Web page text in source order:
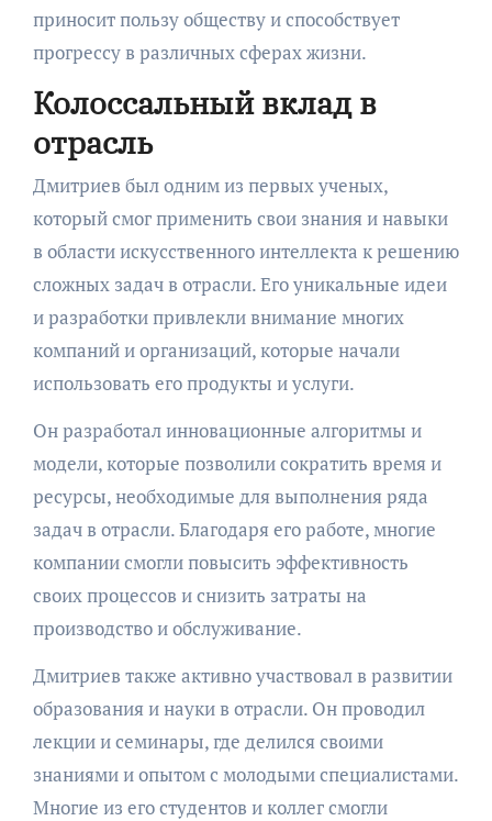
приносит пользу обществу и способствует
прогрессу в различных сферах жизни.
Колоссальный вклад в
отрасль
Дмитриев был одним из первых ученых,
который смог применить свои знания и навыки
в области искусственного интеллекта к решению
сложных задач в отрасли. Его уникальные идеи
и разработки привлекли внимание многих
компаний и организаций, которые начали
использовать его продукты и услуги.
Он разработал инновационные алгоритмы и
модели, которые позволили сократить время и
ресурсы, необходимые для выполнения ряда
задач в отрасли. Благодаря его работе, многие
компании смогли повысить эффективность
своих процессов и снизить затраты на
производство и обслуживание.
Дмитриев также активно участвовал в развитии
образования и науки в отрасли. Он проводил
лекции и семинары, где делился своими
знаниями и опытом с молодыми специалистами.
Многие из его студентов и коллег смогли